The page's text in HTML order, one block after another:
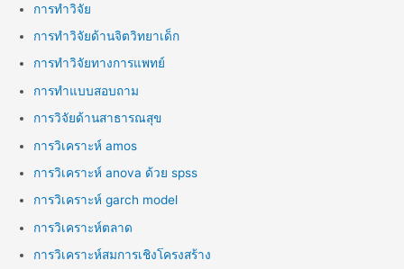
การทำวิจัย
การทำวิจัยด้านจิตวิทยาเด็ก
การทำวิจัยทางการแพทย์
การทำแบบสอบถาม
การวิจัยด้านสาธารณสุข
การวิเคราะห์ amos
การวิเคราะห์ anova ด้วย spss
การวิเคราะห์ garch model
การวิเคราะห์ตลาด
การวิเคราะห์สมการเชิงโครงสร้าง